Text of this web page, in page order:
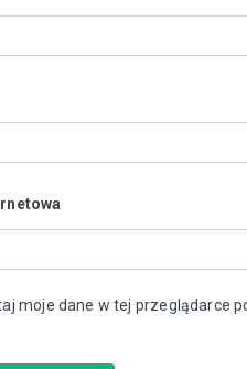
moje dane w tej przeglądarce